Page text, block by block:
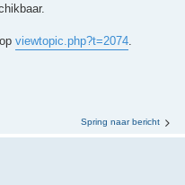
viewtopic.php?t=2074
Spring naar bericht